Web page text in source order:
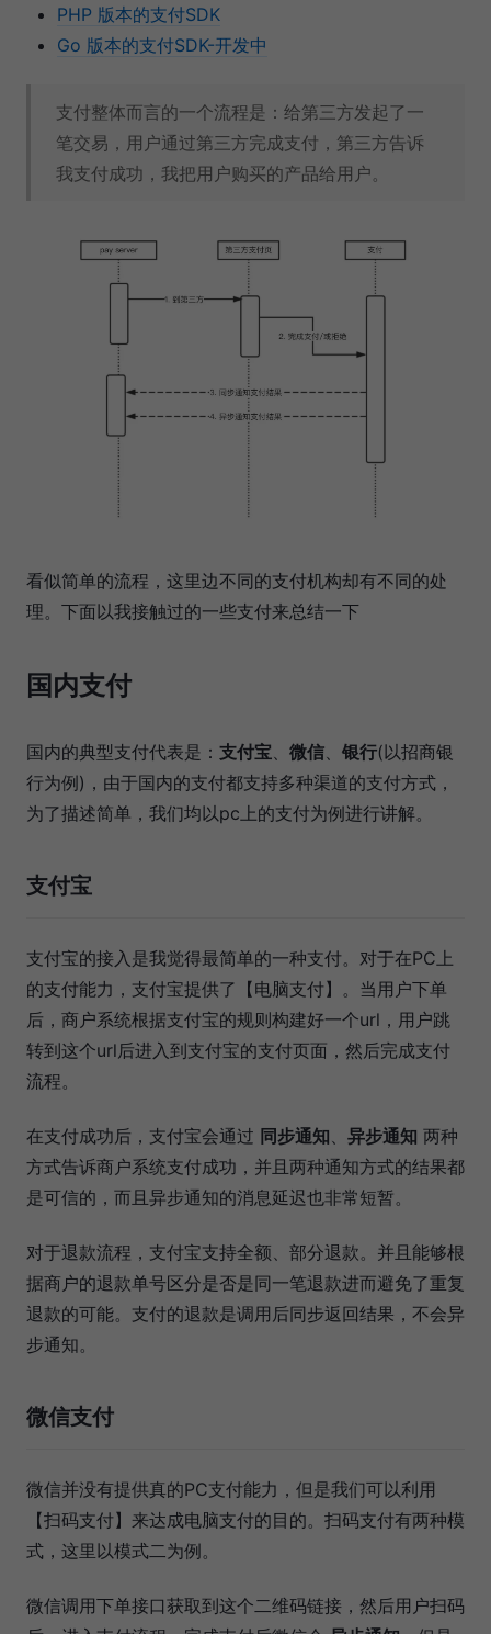
PHP 版本的支付SDK
Go 版本的支付SDK-开发中
支付整体而言的一个流程是：给第三方发起了一
笔交易，用户通过第三方完成支付，第三方告诉
我支付成功，我把用户购买的产品给用户。
看似简单的流程，这里边不同的支付机构却有不同的处
理。下面以我接触过的一些支付来总结一下
国内支付
国内的典型支付代表是： 支付宝、 微信、 银行(以招商银
行为例)，由于国内的支付都支持多种渠道的支付方式，
为了描述简单，我们均以pc上的支付为例进行讲解。
支付宝
支付宝的接入是我觉得最简单的一种支付。对于在PC上
的支付能力，支付宝提供了【电脑支付】。当用户下单
后，商户系统根据支付宝的规则构建好一个url，用户跳
转到这个url后进入到支付宝的支付页面，然后完成支付
流程。
在支付成功后，支付宝会通过 同步通知、 异步通知 两种
方式告诉商户系统支付成功，并且两种通知方式的结果都
是可信的，而且异步通知的消息延迟也非常短暂。
对于退款流程，支付宝支持全额、部分退款。并且能够根
据商户的退款单号区分是否是同一笔退款进而避免了重复
退款的可能。支付的退款是调用后同步返回结果，不会异
步通知。
微信支付
微信并没有提供真的PC支付能力，但是我们可以利用
【扫码支付】来达成电脑支付的目的。扫码支付有两种模
式，这里以模式二为例。
微信调用下单接口获取到这个二维码链接，然后用户扫码